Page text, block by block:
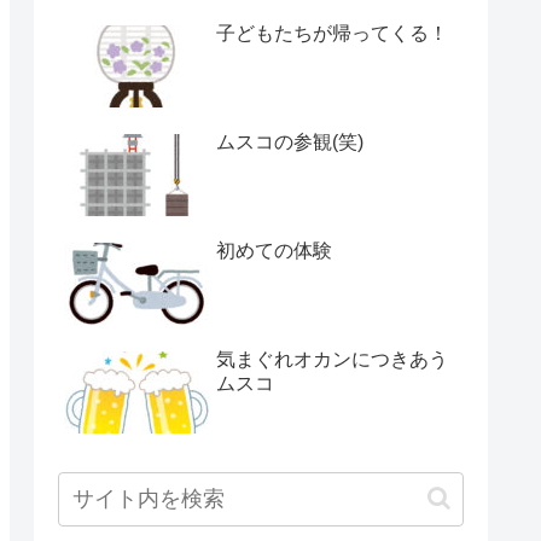
子どもたちが帰ってくる！
ムスコの参観(笑)
初めての体験
気まぐれオカンにつきあう
ムスコ